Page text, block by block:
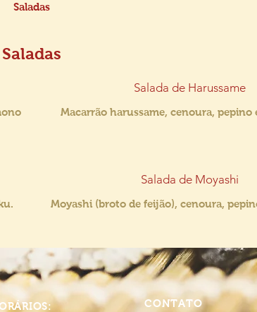
Saladas
Saladas
Salada de Harussame
Macarrão harussame, cenoura, pepino
Salada de Moyashi
Moyashi (broto de feijão), cenoura,
CONTATO